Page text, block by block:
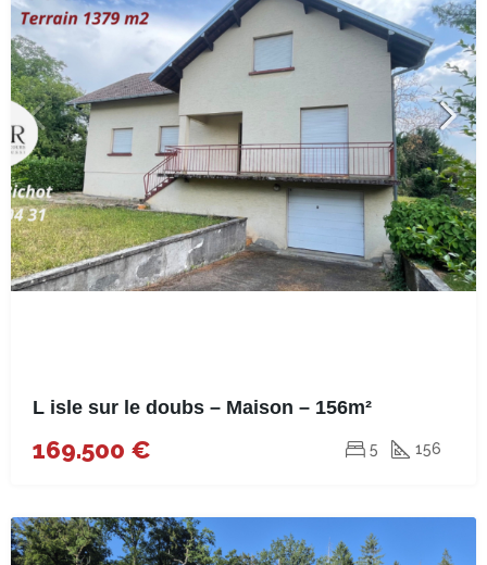
L isle sur le doubs – Maison – 156m²
169.500 € 5 156